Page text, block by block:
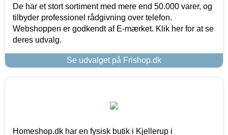
De har et stort sortiment med mere end 50.000 varer, og
tilbyder professionel rådgivning over telefon.
Webshoppen er godkendt af E-mærket. Klik her for at se
deres udvalg.
Se udvalget på Frishop.dk
Homeshop.dk har en fysisk butik i Kjellerup i